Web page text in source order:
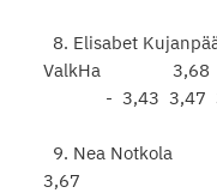
8. Elisabet
ValkHa
- 3,43 3,47
9. Nea
3,67